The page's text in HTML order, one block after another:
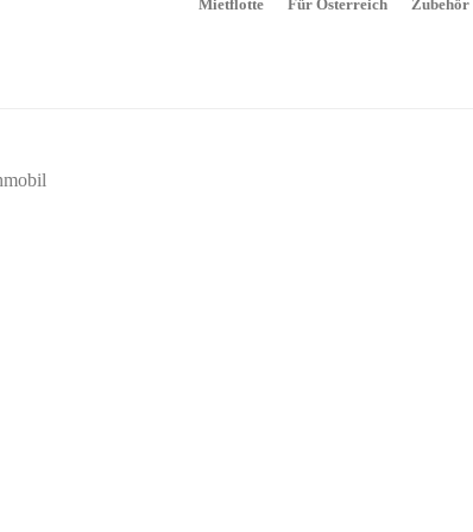
Mietflotte Für Österreich Zubehör